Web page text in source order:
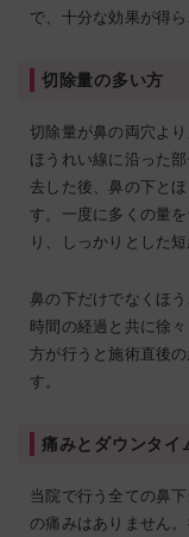
で、十分な効果が得ら
切除量の多い方
切除量が鼻の両穴よ
ほうれい線に沿った
去した後、鼻の下と
す。一度に多くの量
り、しっかりとした
鼻の下だけでなくほ
時間の経過と共に徐
方が行うと施術直後
す。
痛みとダウンタイ
当院で行う全ての鼻
の痛みはありません